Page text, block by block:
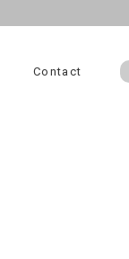
Contact